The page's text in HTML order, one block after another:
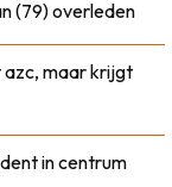
(79) overleden
azc, maar krijgt
in centrum